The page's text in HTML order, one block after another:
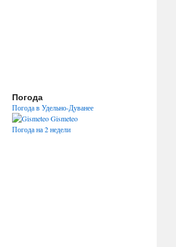
Погода
Погода в Удельно-Дуванее
Gismeteo
Погода на 2 недели